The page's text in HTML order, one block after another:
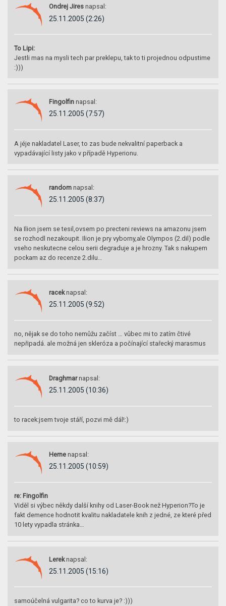
Ondrej Jires napsal:
25.11.2005 (2:26)
To Lipi:
Jestli mas na mysli tech par preklepu, tak to ti projednou odpustime
:)))
Fingolfin napsal:
25.11.2005 (7:57)
A jéje nakladatel Laser, to zas bude nekvalitní paperback a
vypadávající listy jako v případě Hyperionu.
random napsal:
25.11.2005 (8:37)
Na Ilion jsem se tesil,ovsem po precteni reviews na amazonu jsem
se rozhodl nezakoupit. Ilion je pry vyborny,ale Olympos (2.dil) podle
vseho neskutecne celou serii degraduje a je hrozny. Tak s nakupem
pockam az do recenze 2.dilu…
racek napsal:
25.11.2005 (9:52)
no, nějak se do toho nemůžu začíst … vůbec mi to zatím čtivé
nepřipadá. ale možná jen skleróza a počínající stařecký marasmus
Draghmar napsal:
25.11.2005 (10:36)
to racek:jsem tvoje stáří, pozvi mě dál!:)
Herne napsal:
25.11.2005 (10:59)
re: Fingolfin
Viděl si výbec někdy další knihy od Laser-Book než Hyperion?To je
fakt demence hodnotit kvalitu nakladatele knih z jedné, ze které před
10 lety vypadla stránka…
Lerek napsal:
25.11.2005 (15:16)
samoúčelná vulgarita? co to kurva je? :)))